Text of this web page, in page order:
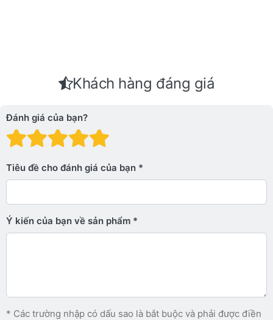
Khách hàng đáng giá
Đánh giá của bạn?
Đánh giá: 4 trên 5
Đánh giá: 3 trên 5 sao.
Đánh giá: 2 trên 5 sao.
Đánh giá: 1 trên 5 sao. Xấu
Tiêu đề cho đánh giá của bạn
Ý kiến ​​của bạn về sản phẩm
* Các trường nhập có dấu sao là bắt buộc và phải được điền